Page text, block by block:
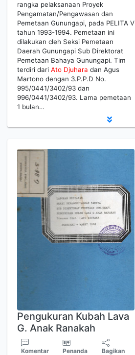
rangka pelaksanaan Proyek
Pengamatan/Pengawasan dan
Pemetaan Gunungapi, pada PELITA V
tahun 1993-1994. Pemetaan ini
dilakukan cleh Seksi Pemetaan
Daerah Gunungapi Sub Direktorat
Pemetaan Bahaya Gunungapi. Tim
terdiri dari Ato Djuhara dan Agus
Martono dengan 3.P.P.D No.
995/0441/3402/93 dan
996/0441/3402/93. Lama pemetaan
1 bulan…
Pengukuran Kubah Lava
G. Anak Ranakah
Komentar Penanda Bagikan